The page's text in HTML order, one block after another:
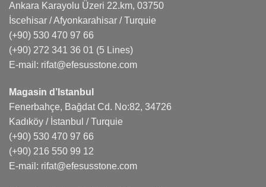
Ankara Karayolu Üzeri 22.km, 03750
İscehisar / Afyonkarahisar / Turquie
(+90) 530 470 97 66
(+90) 272 341 36 01 (5 Lines)
E-mail: rifat@efesusstone.com
Magasin d’Istanbul
Fenerbahçe, Bağdat Cd. No:82, 34726
Kadıköy / İstanbul / Turquie
(+90) 530 470 97 66
(+90) 216 550 99 12
E-mail: rifat@efesusstone.com